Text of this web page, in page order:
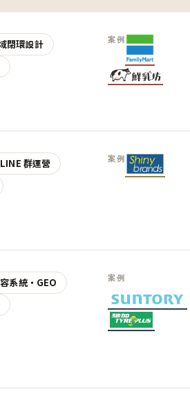
閉環設計
案例
群運營 案例
系統・GEO
案例